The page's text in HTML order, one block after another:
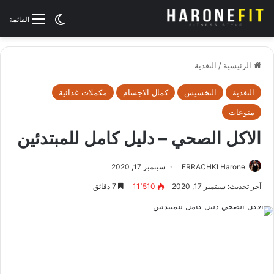
القائمةالوضع
الرئيسية / التغذية
التغذية التخسيس كمال الاجسام
مكملات غذائية
منوعات
الاكل الصحي – دليل كامل للمبتدئين
ERRACHKI Harone سبتمبر 17, 2020
آخر تحديث: سبتمبر 17, 2020 11٬510